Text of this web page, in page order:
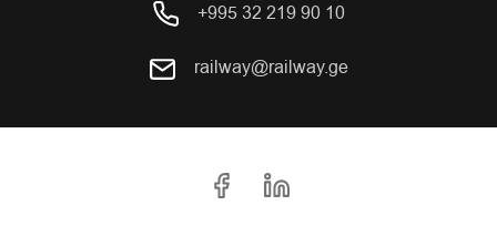
+995 32 219 90 10
railway@railway.ge